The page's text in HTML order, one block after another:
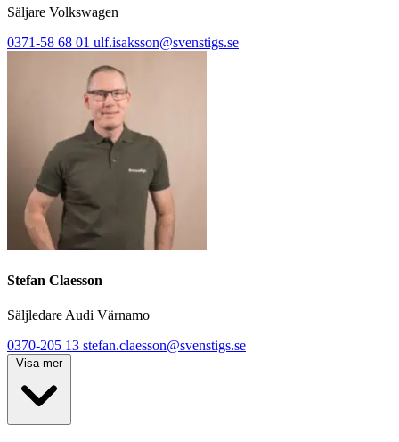
Säljare Volkswagen
0371-58 68 01 ulf.isaksson@svenstigs.se
Stefan Claesson
Säljledare Audi Värnamo
0370-205 13 stefan.claesson@svenstigs.se
Visa mer